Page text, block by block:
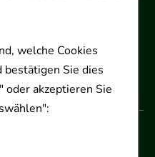
welche Cookies
Sie dies
akzeptieren Sie
Uhr